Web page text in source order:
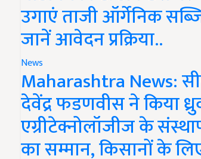
उगाएं ताजी ऑर्गेनिक
जानें आवेदन प्रक्रिया..
News
Maharashtra News:
देवेंद्र फडणवीस ने किया
एग्रीटेक्नोलॉजीज के
का सम्मान, किसानों के